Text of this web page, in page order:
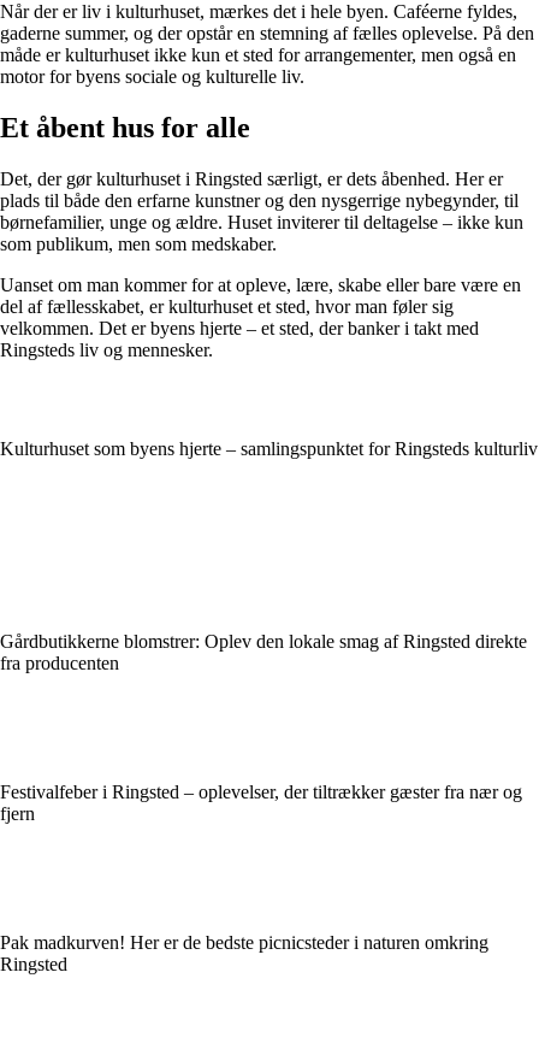
Når der er liv i kulturhuset, mærkes det i hele byen. Caféerne fyldes,
gaderne summer, og der opstår en stemning af fælles oplevelse. På den
måde er kulturhuset ikke kun et sted for arrangementer, men også en
motor for byens sociale og kulturelle liv.
Et åbent hus for alle
Det, der gør kulturhuset i Ringsted særligt, er dets åbenhed. Her er
plads til både den erfarne kunstner og den nysgerrige nybegynder, til
børnefamilier, unge og ældre. Huset inviterer til deltagelse – ikke kun
som publikum, men som medskaber.
Uanset om man kommer for at opleve, lære, skabe eller bare være en
del af fællesskabet, er kulturhuset et sted, hvor man føler sig
velkommen. Det er byens hjerte – et sted, der banker i takt med
Ringsteds liv og mennesker.
Kulturhuset som byens hjerte – samlingspunktet for Ringsteds kulturliv
Gårdbutikkerne blomstrer: Oplev den lokale smag af Ringsted direkte
fra producenten
Festivalfeber i Ringsted – oplevelser, der tiltrækker gæster fra nær og
fjern
Pak madkurven! Her er de bedste picnicsteder i naturen omkring
Ringsted